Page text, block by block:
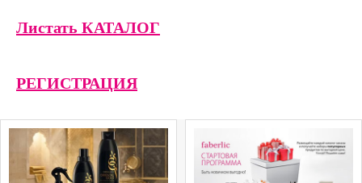
Листать КАТАЛОГ
РЕГИСТРАЦИЯ